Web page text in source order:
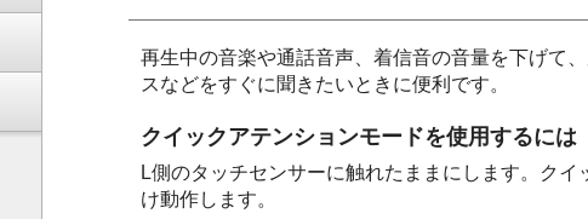
再生中の音楽や通話音声、着信音の音量を下げて
スなどをすぐに聞きたいときに便利です。
クイックアテンションモードを使用するには
L側のタッチセンサーに触れたままにします。ク
け動作します。